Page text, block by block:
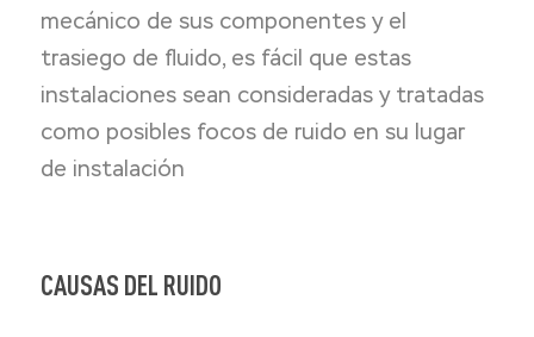
mecánico de sus componentes y el
trasiego de fluido, es fácil que estas
instalaciones sean consideradas y tratadas
como posibles focos de ruido en su lugar
de instalación
CAUSAS DEL RUIDO